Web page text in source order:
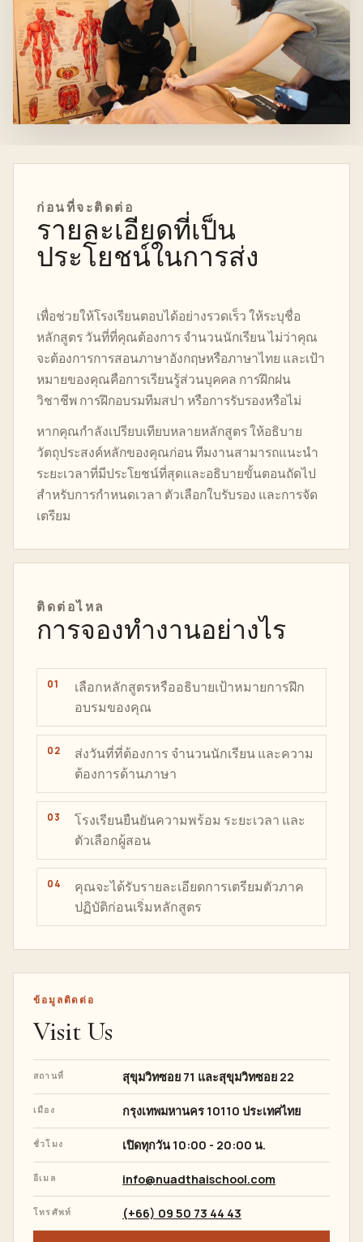
ก่อนที่จะติดต่อ
รายละเอียดที่เป็น
ประโยชน์ในการส่ง
เพื่อช่วยให้โรงเรียนตอบได้อย่างรวดเร็ว ให้ระบุชื่อ
หลักสูตร วันที่ที่คุณต้องการ จำนวนนักเรียน ไม่ว่าคุณ
จะต้องการการสอนภาษาอังกฤษหรือภาษาไทย และเป้า
หมายของคุณคือการเรียนรู้ส่วนบุคคล การฝึกฝน
วิชาชีพ การฝึกอบรมทีมสปา หรือการรับรองหรือไม่
หากคุณกำลังเปรียบเทียบหลายหลักสูตร ให้อธิบาย
วัตถุประสงค์หลักของคุณก่อน ทีมงานสามารถแนะนำ
ระยะเวลาที่มีประโยชน์ที่สุดและอธิบายขั้นตอนถัดไป
สำหรับการกำหนดเวลา ตัวเลือกใบรับรอง และการจัด
เตรียม
ติดต่อไหล
การจองทำงานอย่างไร
เลือกหลักสูตรหรืออธิบายเป้าหมายการฝึก
อบรมของคุณ
ส่งวันที่ที่ต้องการ จำนวนนักเรียน และความ
ต้องการด้านภาษา
โรงเรียนยืนยันความพร้อม ระยะเวลา และ
ตัวเลือกผู้สอน
คุณจะได้รับรายละเอียดการเตรียมตัวภาค
ปฏิบัติก่อนเริ่มหลักสูตร
ข้อมูลติดต่อ
Visit Us
สถานที่ สุขุมวิทซอย 71 และสุขุมวิทซอย 22
เมือง กรุงเทพมหานคร 10110 ประเทศไทย
ชั่วโมง เปิดทุกวัน 10:00 - 20:00 น.
อีเมล info@nuadthaischool.com
โทรศัพท์ (+66) 09 50 73 44 43